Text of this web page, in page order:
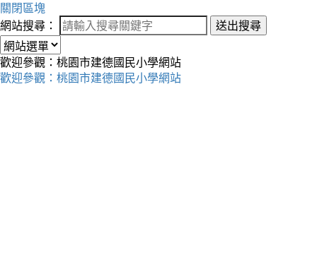
關閉區塊
網站搜尋：
送出搜尋
歡迎參觀：桃園市建德國民小學網站
歡迎參觀：桃園市建德國民小學網站